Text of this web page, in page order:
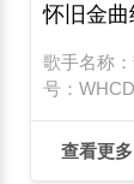
怀旧金曲
歌手名称
号：
查看更多